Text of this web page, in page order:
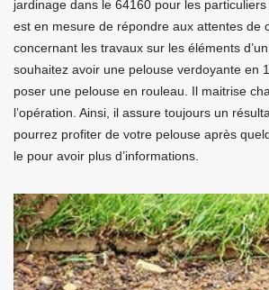
jardinage dans le 64160 pour les
est en mesure de répondre aux attentes de
concernant les travaux sur les éléments
souhaitez avoir une pelouse verdoyante en
poser une pelouse en rouleau. Il maitrise
l’opération. Ainsi, il assure toujours un
pourrez profiter de votre pelouse après
le pour avoir plus d’informations.